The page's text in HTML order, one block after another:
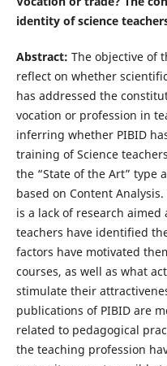
identity of science
Abstract: The objective of
reflect on whether
has addressed the
vocation or profession in
inferring whether PIBID
training of Science
the “State of the Art” type
based on Content
is a lack of research
teachers have identified
factors have motivated
courses, as well as what
stimulate their
publications of PIBID are
related to pedagogical
the teaching profession